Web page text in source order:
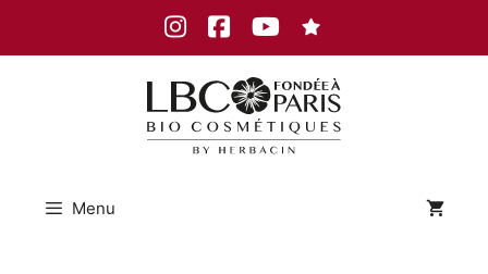
InstagramFacebookYoutube
Menu